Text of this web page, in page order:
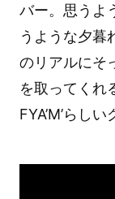
バー。思うよ
うような夕暮
のリアルにそ
を取ってくれ
FYA’M’らし